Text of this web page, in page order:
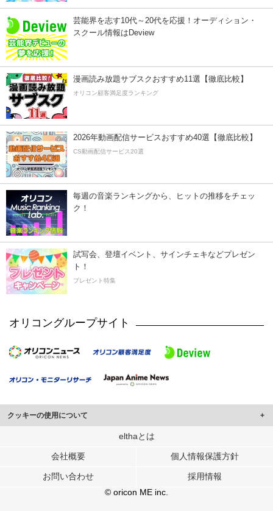
芸能界を志す10代～20代を応援！オーディション・
スクール情報はDeview
漫画読み放題サブスクおすすめ11選【徹底比較】
オリコン顧客満足度ランキング
2026年動画配信サービスおすすめ40選【徹底比較】
CS動画配信サービス20選
毎週の音楽ランキングから、ヒットの推移をチェッ
ク！
試写会、登壇イベント、サインチェキなどプレゼン
ト！
プレゼント特集
オリコングループサイト
クッキーの使用について
このサイトでは Cookie を使用して、ユーザーに合わせたコンテンツや広告の
行っています。
メディアや広告配信、データ解析の各パートナーに提供しています。
各パートナーは、この情報とユーザーが各パートナーに提供した他の情報や、
ユーザーが各パートナーのサービスを使用したときに収集した他の情報を組み
elthaとは
会社概要 個人情報保護方針
お問い合わせ
採用情報
© oricon ME inc.